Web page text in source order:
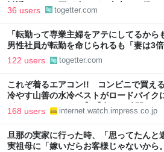
勧誘はやたら圧が強いが、本当にお得な
36 users togetter.com
「転勤って専業主婦をアテにしてるか
男性社員が転勤を命じられるも「妻は3
辞める」と言ったら、転勤がなくなった
122 users togetter.com
これぞ着るエアコン!! コンビニで買え
冷やす山善の水冷ベストがロードバイク
ざ・ろーど！その14】【空いた時間でな
168 users internet.watch.impress.co.jp
旦那の実家に行った時、「思ってたん
実祖母に「嫁いだらお客様じゃないから